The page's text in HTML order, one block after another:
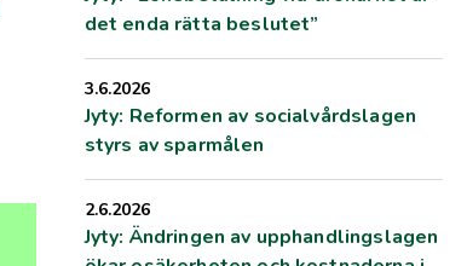
det enda rätta beslutet”
3.6.2026
Jyty: Reformen av socialvårdslagen
styrs av sparmålen
2.6.2026
Jyty: Ändringen av upphandlingslagen